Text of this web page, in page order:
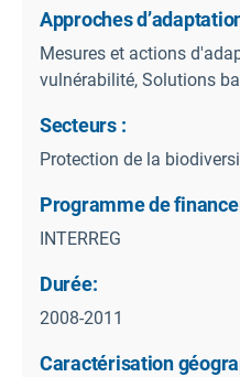
Approches
Mesures et actions
vulnérabilité, Solutions
Secteurs :
Protection de la
Programme de
INTERREG
Durée:
2008-2011
Caractérisation